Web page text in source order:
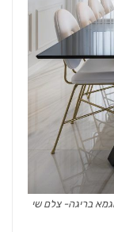
בריגה- צלם שי